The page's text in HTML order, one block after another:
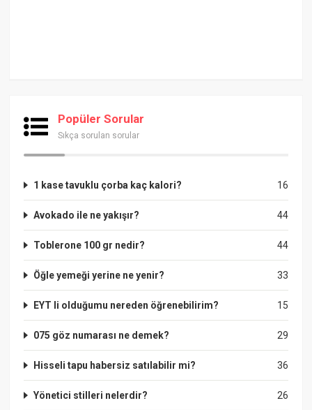
Popüler Sorular
Sıkça sorulan sorular
16
1 kase tavuklu çorba kaç kalori?
44
Avokado ile ne yakışır?
44
Toblerone 100 gr nedir?
33
Öğle yemeği yerine ne yenir?
15
EYT li olduğumu nereden öğrenebilirim?
29
075 göz numarası ne demek?
36
Hisseli tapu habersiz satılabilir mi?
26
Yönetici stilleri nelerdir?